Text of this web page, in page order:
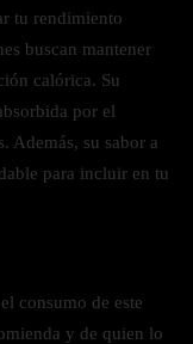
tu rendimiento
buscan mantener
calórica. Su
por el
Además, su sabor a
para incluir en tu
consumo de este
y de quien lo